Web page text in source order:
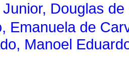
Douglas
Emanuela de
Manoel